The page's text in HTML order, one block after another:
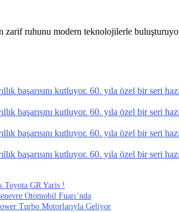
zarif ruhunu modern teknolojilerle
başarısını kutluyor. 60. yıla özel bir
başarısını kutluyor. 60. yıla özel bir
başarısını kutluyor. 60. yıla özel bir
başarısını kutluyor. 60. yıla özel bir
Toyota GR Yaris !
Otomobil Fuarı’nda
Turbo Motorlarıyla Geliyor